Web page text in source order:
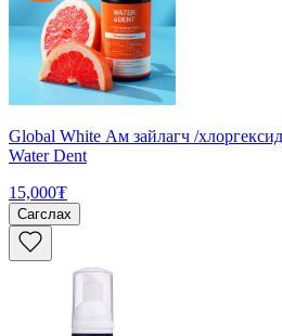
Global White Ам зайлагч /
Water Dent
15,000₮
Сагслах